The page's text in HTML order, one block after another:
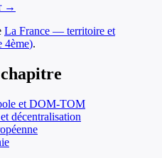
→
La France — territoire et
4ème).
et DOM-TOM
décentralisation